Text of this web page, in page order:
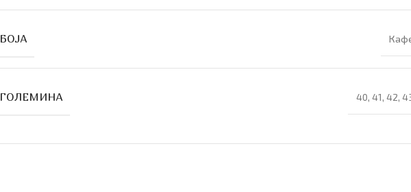
БОЈА
ГОЛЕМИНА 40, 41, 42,